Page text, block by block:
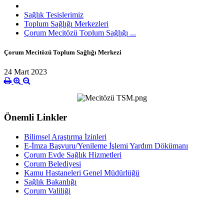
Sağlık Tesislerimiz
Toplum Sağlığı Merkezleri
Çorum Mecitözü Toplum Sağlığı ...
Çorum Mecitözü Toplum Sağlığı Merkezi
24 Mart 2023
Önemli Linkler
Bilimsel Araştırma İzinleri
E-İmza Başvuru/Yenileme İşlemi Yardım Dökümanı
Çorum Evde Sağlık Hizmetleri
Çorum Belediyesi
Kamu Hastaneleri Genel Müdürlüğü
Sağlık Bakanlığı
Çorum Valiliği